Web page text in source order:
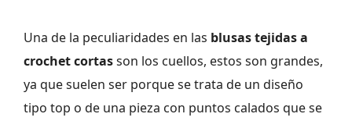
Una de la peculiaridades en las blusas tejidas a
crochet cortasson los cuellos, estos son grandes,
ya que suelen ser porque se trata de un diseño
tipo top o de una pieza con puntos calados que se